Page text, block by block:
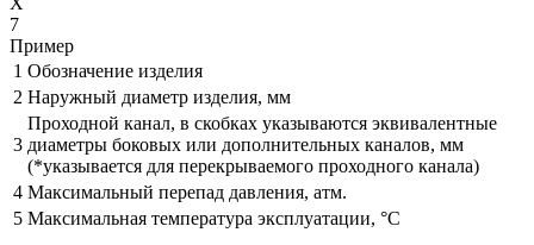
7
Пример
1 Обозначение изделия
2 Наружный диаметр изделия, мм
3
Проходной канал, в скобках указываются эквивалентные
диаметры боковых или дополнительных каналов, мм
(*указывается для перекрываемого проходного канала)
4 Максимальный перепад давления, атм.
5 Максимальная температура эксплуатации, °С